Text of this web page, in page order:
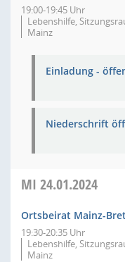
19:00-19:45 Uhr
Lebenshilfe,
Mainz
Einladung -
Niederschrift
MI 24.01.2024
Ortsbeirat Mainz-
19:30-20:35 Uhr
Lebenshilfe,
Mainz